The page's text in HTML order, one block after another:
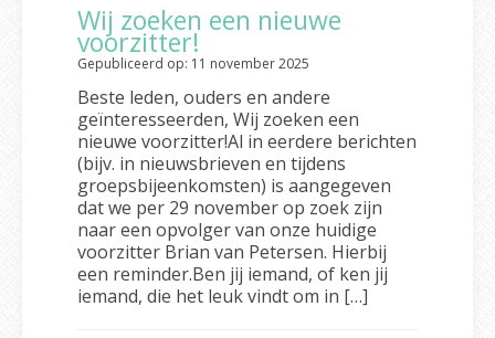
Wij zoeken een nieuwe
voorzitter!
Gepubliceerd op: 11 november 2025
Beste leden, ouders en andere
geïnteresseerden, Wij zoeken een
nieuwe voorzitter!Al in eerdere berichten
(bijv. in nieuwsbrieven en tijdens
groepsbijeenkomsten) is aangegeven
dat we per 29 november op zoek zijn
naar een opvolger van onze huidige
voorzitter Brian van Petersen. Hierbij
een reminder.Ben jij iemand, of ken jij
iemand, die het leuk vindt om in […]